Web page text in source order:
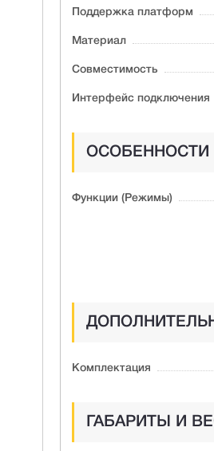
Поддержка платформ
Материал
Совместимость
Интерфейс подключения
ОСОБЕННОСТИ
Функции (Режимы)
Комплектация
ГАБАРИТЫ И